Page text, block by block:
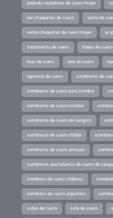
zalando cazadoras de cuero mujer
ver chaquetas de cuero venta de
venta chaquetas de cuero mujer un
tratamiento de cuero trajes de
tiras de cuero tela de cuero
tapicería de cuero sombreros de
sombreros de cuero para hombre
sombreros de cuero hombre
sombreros de cuero de canguro
sombreros de cuero chillán
sombreros de cuero amazon
sombreros australianos de cuero de
sombrero de cuero chilenos
sombrero de cuero argentino
sofas de cuero sofa de cuero